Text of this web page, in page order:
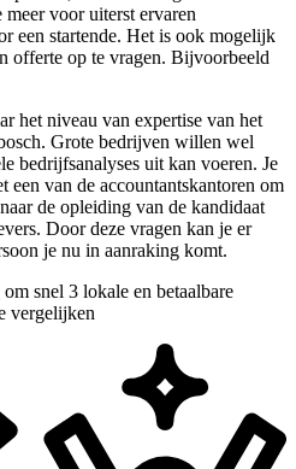
voor uiterst ervaren
een startende. Het is ook mogelijk
offerte op te vragen. Bijvoorbeeld
het niveau van expertise van het
Grote bedrijven willen wel
bedrijfsanalyses uit kan voeren. Je
een van de accountantskantoren om
de opleiding van de kandidaat
Door deze vragen kan je er
je nu in aanraking komt.
om snel 3 lokale en betaalbare
vergelijken